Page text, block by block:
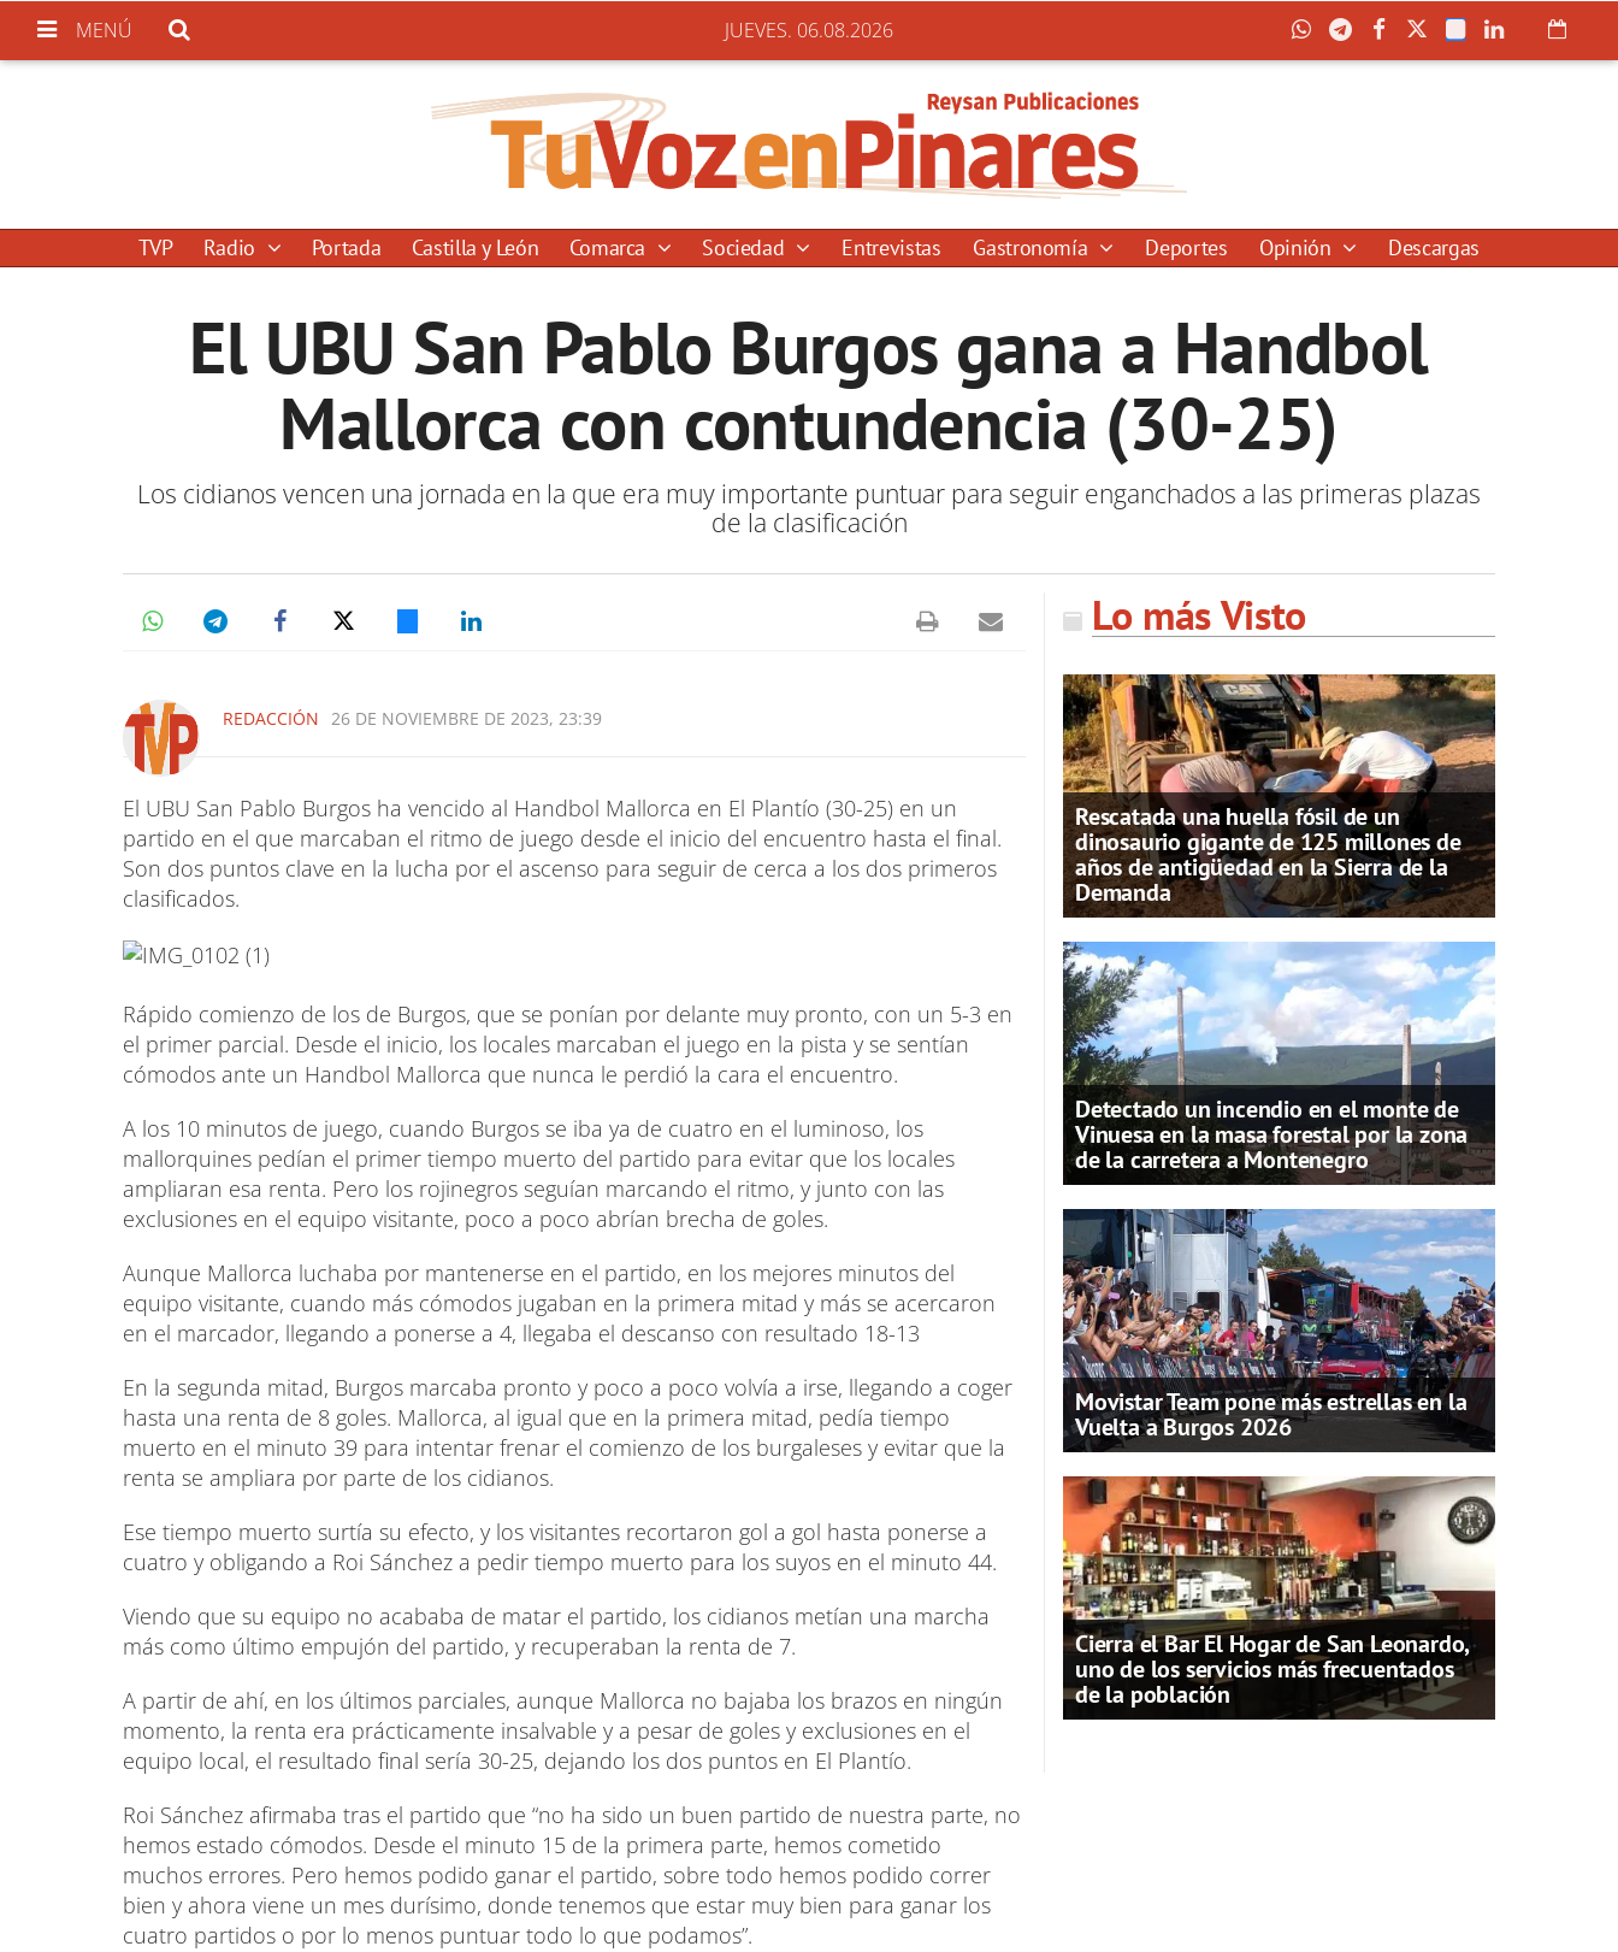
MENÚ JUEVES. 06.08.2026
TVP Radio Portada Castilla y León Comarca Sociedad Entrevistas Gastronomía Deportes Opinión Descargas
El UBU San Pablo Burgos gana a Handbol
Mallorca con contundencia (30-25)
Los cidianos vencen una jornada en la que era muy importante puntuar para seguir enganchados a las primeras plazas
de la clasificación
REDACCIÓN 26 DE NOVIEMBRE DE 2023, 23:39
El UBU San Pablo Burgos ha vencido al Handbol Mallorca en El Plantío (30-25) en un
partido en el que marcaban el ritmo de juego desde el inicio del encuentro hasta el final.
Son dos puntos clave en la lucha por el ascenso para seguir de cerca a los dos primeros
clasificados.
Rápido comienzo de los de Burgos, que se ponían por delante muy pronto, con un 5-3 en
el primer parcial. Desde el inicio, los locales marcaban el juego en la pista y se sentían
cómodos ante un Handbol Mallorca que nunca le perdió la cara el encuentro.
A los 10 minutos de juego, cuando Burgos se iba ya de cuatro en el luminoso, los
mallorquines pedían el primer tiempo muerto del partido para evitar que los locales
ampliaran esa renta. Pero los rojinegros seguían marcando el ritmo, y junto con las
exclusiones en el equipo visitante, poco a poco abrían brecha de goles.
Aunque Mallorca luchaba por mantenerse en el partido, en los mejores minutos del
equipo visitante, cuando más cómodos jugaban en la primera mitad y más se acercaron
en el marcador, llegando a ponerse a 4, llegaba el descanso con resultado 18-13
En la segunda mitad, Burgos marcaba pronto y poco a poco volvía a irse, llegando a coger
hasta una renta de 8 goles. Mallorca, al igual que en la primera mitad, pedía tiempo
muerto en el minuto 39 para intentar frenar el comienzo de los burgaleses y evitar que la
renta se ampliara por parte de los cidianos.
Ese tiempo muerto surtía su efecto, y los visitantes recortaron gol a gol hasta ponerse a
cuatro y obligando a Roi Sánchez a pedir tiempo muerto para los suyos en el minuto 44.
Viendo que su equipo no acababa de matar el partido, los cidianos metían una marcha
más como último empujón del partido, y recuperaban la renta de 7.
A partir de ahí, en los últimos parciales, aunque Mallorca no bajaba los brazos en ningún
momento, la renta era prácticamente insalvable y a pesar de goles y exclusiones en el
equipo local, el resultado final sería 30-25, dejando los dos puntos en El Plantío.
Roi Sánchez afirmaba tras el partido que “no ha sido un buen partido de nuestra parte, no
hemos estado cómodos. Desde el minuto 15 de la primera parte, hemos cometido
muchos errores. Pero hemos podido ganar el partido, sobre todo hemos podido correr
bien y ahora viene un mes durísimo, donde tenemos que estar muy bien para ganar los
cuatro partidos o por lo menos puntuar todo lo que podamos”.
Lo más Visto
Rescatada una huella fósil de un
dinosaurio gigante de 125 millones de
años de antigüedad en la Sierra de la
Demanda
Detectado un incendio en el monte de
Vinuesa en la masa forestal por la zona
de la carretera a Montenegro
Movistar Team pone más estrellas en la
Vuelta a Burgos 2026
Cierra el Bar El Hogar de San Leonardo,
uno de los servicios más frecuentados
de la población